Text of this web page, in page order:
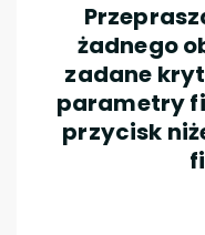
żadnego
zadane
parametry
przycisk